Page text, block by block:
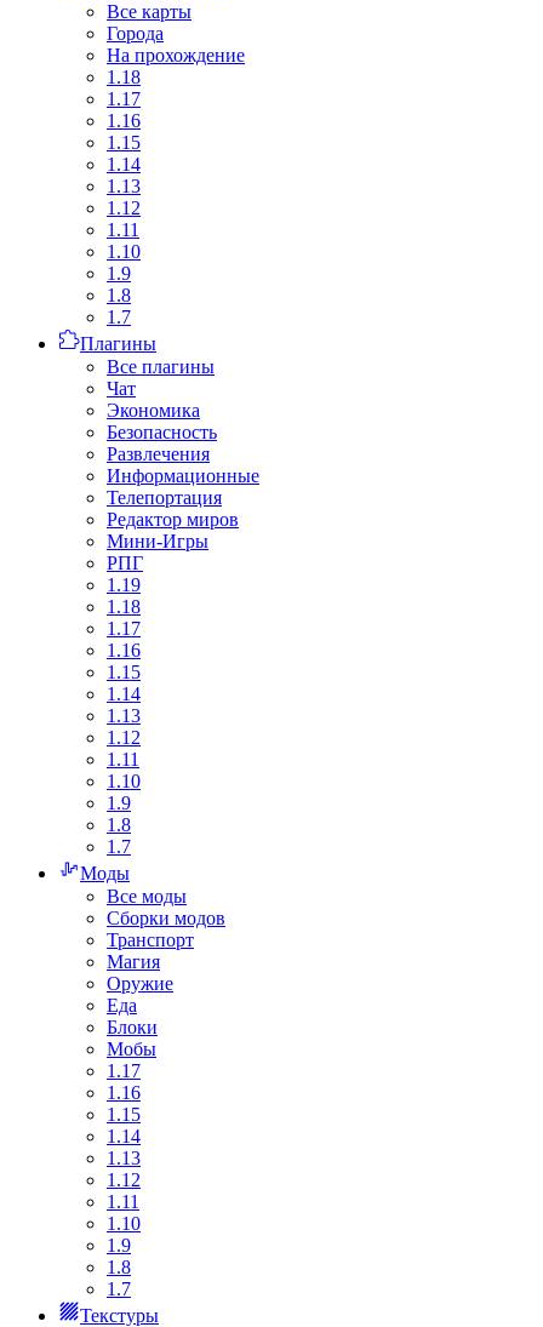
Все карты
Города
На прохождение
1.18
1.17
1.16
1.15
1.14
1.13
1.12
1.11
1.10
1.9
1.8
1.7
Плагины
Все плагины
Чат
Экономика
Безопасность
Развлечения
Информационные
Телепортация
Редактор миров
Мини-Игры
РПГ
1.19
1.18
1.17
1.16
1.15
1.14
1.13
1.12
1.11
1.10
1.9
1.8
1.7
Моды
Все моды
Сборки модов
Транспорт
Магия
Оружие
Еда
Блоки
Мобы
1.17
1.16
1.15
1.14
1.13
1.12
1.11
1.10
1.9
1.8
1.7
Текстуры